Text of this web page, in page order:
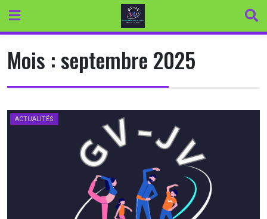
content
Mois :septembre 2025
ACTUALITÉS